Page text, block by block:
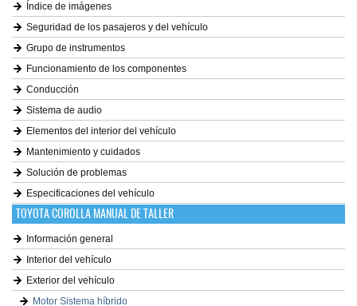
Índice de imágenes
Seguridad de los pasajeros y del vehículo
Grupo de instrumentos
Funcionamiento de los componentes
Conducción
Sistema de audio
Elementos del interior del vehículo
Mantenimiento y cuidados
Solución de problemas
Especificaciones del vehículo
TOYOTA COROLLA MANUAL DE TALLER
Información general
Interior del vehículo
Exterior del vehículo
Motor Sistema híbrido